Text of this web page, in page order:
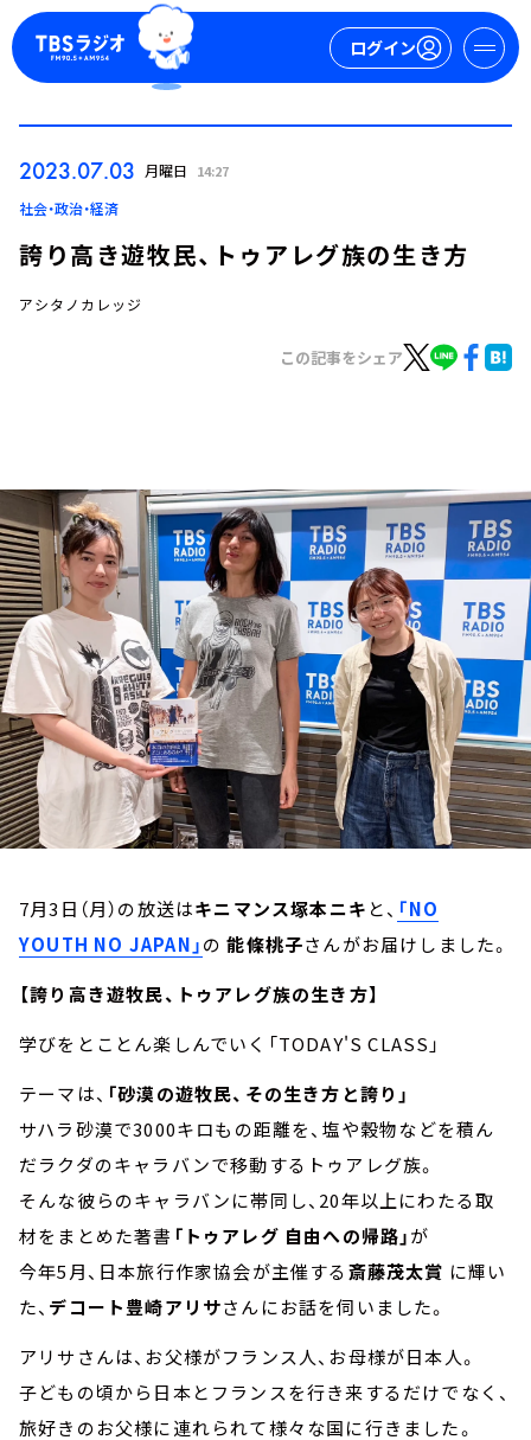
ログイン
トピックス
TBS Podcast
お知らせ
イベント・グッズ
YouTube
会社情報
2023.07.03 月曜日 14:27
社会・政治・経済
誇り高き遊牧民、トゥアレグ族の生き方
アシタノカレッジ
この記事をシェア
7月3日（月）の放送はキニマンス塚本ニキ と、 「NO
YOUTH NO JAPAN」の能條桃子さんがお届けしました。
【誇り高き遊牧民、トゥアレグ族の生き方】
学びをとことん楽しんでいく「TODAY'S CLASS」
テーマは、 「砂漠の遊牧民、その生き方と誇り」
サハラ砂漠で3000キロもの距離を、塩や穀物などを積ん
だラクダのキャラバンで移動するトゥアレグ族。
そんな彼らのキャラバンに帯同し、20年以上にわたる取
材をまとめた著書 「トゥアレグ 自由への帰路」が
今年5月、日本旅行作家協会が主催する斎藤茂太賞 に輝い
た、 デコート豊崎アリサさんにお話を伺いました。
アリサさんは、お父様がフランス人、お母様が日本人。
子どもの頃から日本とフランスを行き来するだけでなく、
旅好きのお父様に連れられて様々な国に行きました。